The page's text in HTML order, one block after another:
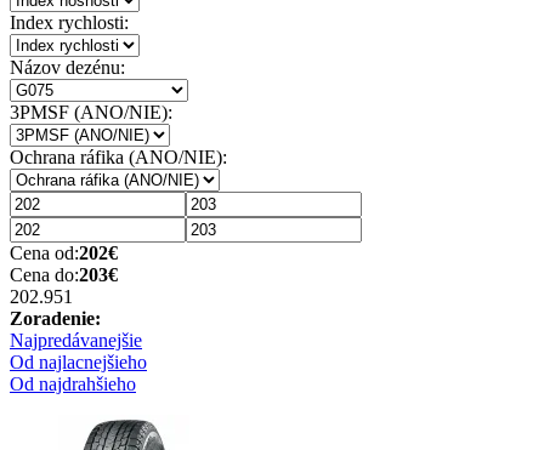
Index rychlosti:
Názov dezénu:
3PMSF (ANO/NIE):
Ochrana ráfika (ANO/NIE):
Cena od:202€
Cena do:203€
202.951
Zoradenie:
Najpredávanejšie
Od najlacnejšieho
Od najdrahšieho